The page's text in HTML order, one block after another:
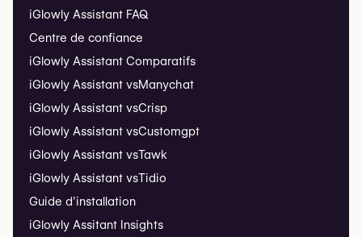
iGlowly Assistant FAQ
Centre de confiance
iGlowly Assistant Comparatifs
iGlowly Assistant vsManychat
iGlowly Assistant vsCrisp
iGlowly Assistant vsCustomgpt
iGlowly Assistant vsTawk
iGlowly Assistant vsTidio
Guide d’installation
iGlowly Assitant Insights